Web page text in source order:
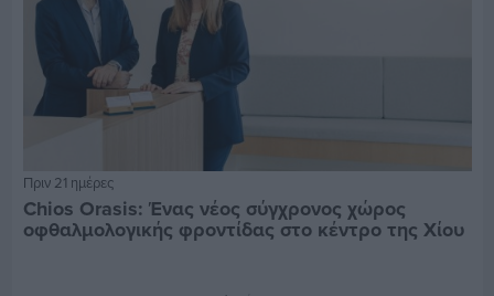
Πριν 21 ημέρες
Chios Orasis: Ένας νέος σύγχρονος χώρος
οφθαλμολογικής φροντίδας στο κέντρο της Χίου